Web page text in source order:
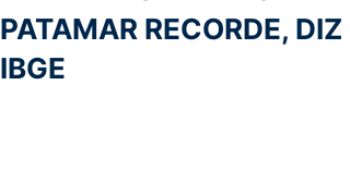
PATAMAR RECORDE, DIZ
IBGE